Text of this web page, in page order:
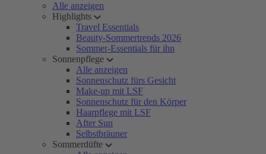
Alle anzeigen
Highlights
Travel Essentials
Beauty-Sommertrends 2026
Sommer-Essentials für ihn
Sonnenpflege
Alle anzeigen
Sonnenschutz fürs Gesicht
Make-up mit LSF
Sonnenschutz für den Körper
Haarpflege mit LSF
After Sun
Selbstbräuner
Sommerdüfte